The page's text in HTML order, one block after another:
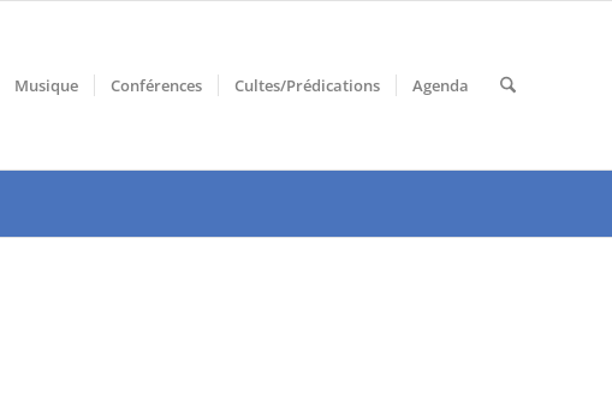
Musique Conférences Cultes/Prédications Agenda